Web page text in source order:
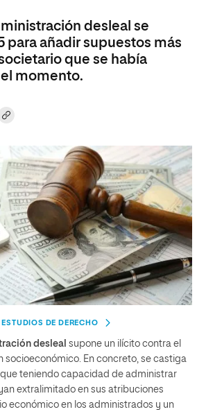
desleal se
para añadir supuestos más
que se había
momento.
DE DERECHO
desleal supone un ilícito contra el
socioeconómico. En concreto, se castiga
teniendo capacidad de administrar
extralimitado en sus atribuciones
económico en los administrados y un